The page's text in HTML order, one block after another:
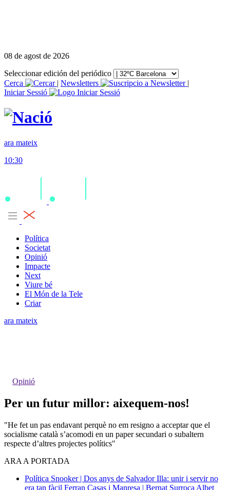
08 de agost de 2026
Seleccionar edición del periódico
Cerca
| Newsletters
|
Iniciar Sessió
ara mateix
10:30
Política
Societat
Opinió
Impacte
Next
Viure bé
El Món de la Tele
Criar
ara mateix
Opinió
Per un futur millor: aixequem-nos!
"He fet un pas endavant perquè no em resigno a acceptar que el
socialisme català s’acomodi en un paper secundari o subaltern
respecte d’altres projectes polítics"
ARA A PORTADA
Política Snooker | Dos anys de Salvador Illa: unir i servir no
era tan fàcil Ferran Casas i Manresa | Bernat Surroca Albet